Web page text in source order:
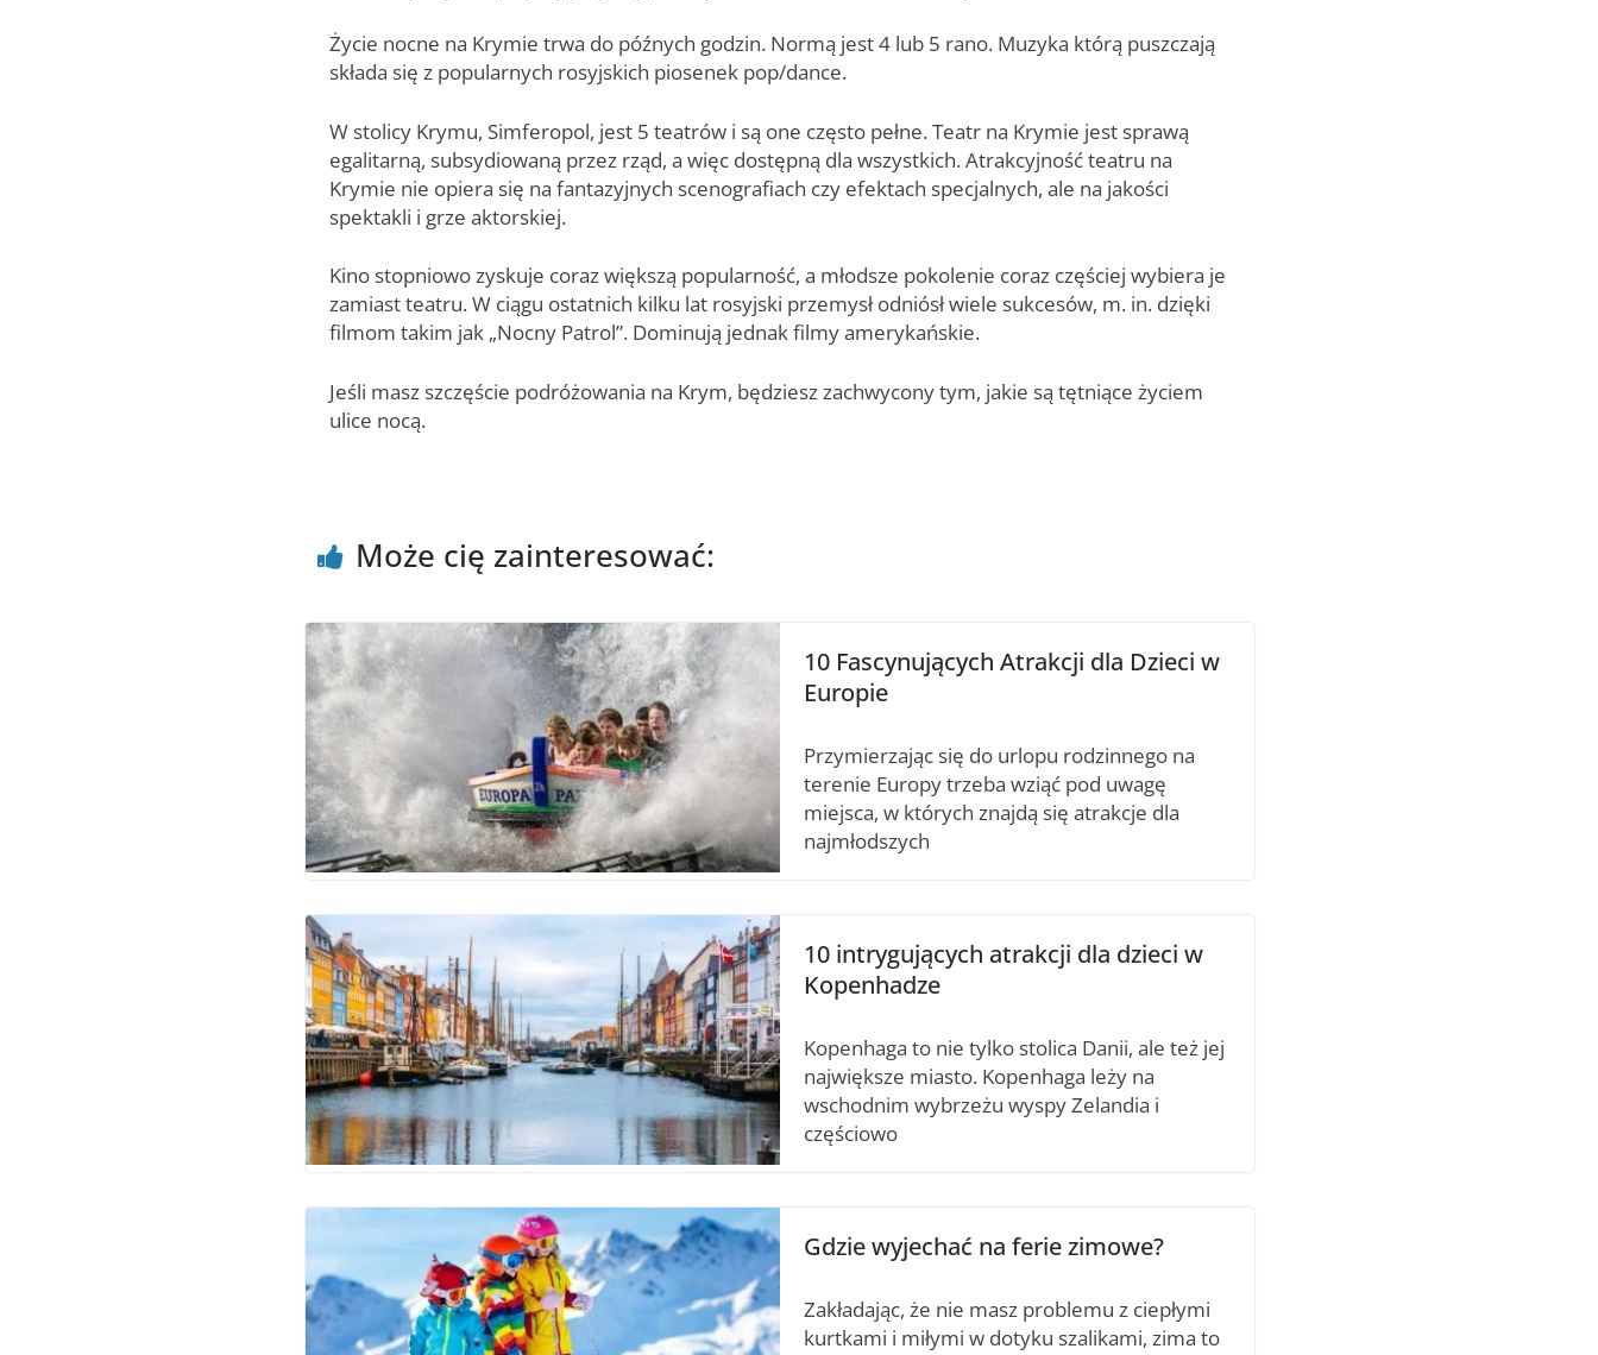
Życie nocne na Krymie trwa do późnych godzin. Normą jest 4 lub 5 rano. Muzyka którą puszczają
składa się z popularnych rosyjskich piosenek pop/dance.
W stolicy Krymu, Simferopol, jest 5 teatrów i są one często pełne. Teatr na Krymie jest sprawą
egalitarną, subsydiowaną przez rząd, a więc dostępną dla wszystkich. Atrakcyjność teatru na
Krymie nie opiera się na fantazyjnych scenografiach czy efektach specjalnych, ale na jakości
spektakli i grze aktorskiej.
Kino stopniowo zyskuje coraz większą popularność, a młodsze pokolenie coraz częściej wybiera je
zamiast teatru. W ciągu ostatnich kilku lat rosyjski przemysł odniósł wiele sukcesów, m. in. dzięki
filmom takim jak „Nocny Patrol”. Dominują jednak filmy amerykańskie.
Jeśli masz szczęście podróżowania na Krym, będziesz zachwycony tym, jakie są tętniące życiem
ulice nocą.
Może cię zainteresować:
10 Fascynujących Atrakcji dla Dzieci w
Europie
Przymierzając się do urlopu rodzinnego na
terenie Europy trzeba wziąć pod uwagę
miejsca, w których znajdą się atrakcje dla
najmłodszych
10 intrygujących atrakcji dla dzieci w
Kopenhadze
Kopenhaga to nie tylko stolica Danii, ale też jej
największe miasto. Kopenhaga leży na
wschodnim wybrzeżu wyspy Zelandia i
częściowo
Gdzie wyjechać na ferie zimowe?
Zakładając, że nie masz problemu z ciepłymi
kurtkami i miłymi w dotyku szalikami, zima to